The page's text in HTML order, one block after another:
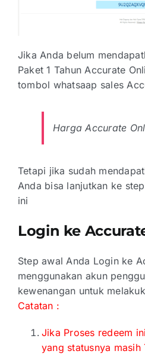
Jika Anda belum
Paket 1 Tahun Accurate
tombol whatsaap sales
Harga Accurate
Tetapi jika sudah
Anda bisa lanjutkan ke
ini
Login ke
Step awal Anda Loginke
menggunakan akun
kewenangan untuk
Catatan :
Jika Proses redeem
yang statusnya masih